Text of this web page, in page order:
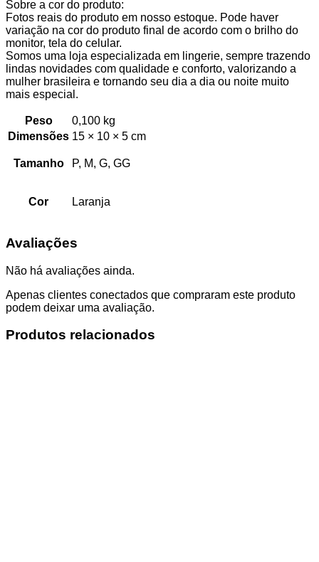
Sobre a cor do produto:
Fotos reais do produto em nosso estoque. Pode haver
variação na cor do produto final de acordo com o brilho do
monitor, tela do celular.
Somos uma loja especializada em lingerie, sempre trazendo
lindas novidades com qualidade e conforto, valorizando a
mulher brasileira e tornando seu dia a dia ou noite muito
mais especial.
Peso
0,100 kg
Dimensões 15 × 10 × 5 cm
Tamanho P, M, G, GG
Cor Laranja
Avaliações
Não há avaliações ainda.
Apenas clientes conectados que compraram este produto
podem deixar uma avaliação.
Produtos relacionados